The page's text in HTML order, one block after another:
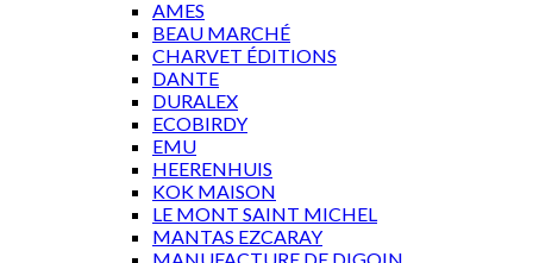
AMES
BEAU MARCHÉ
CHARVET ÉDITIONS
DANTE
DURALEX
ECOBIRDY
EMU
HEERENHUIS
KOK MAISON
LE MONT SAINT MICHEL
MANTAS EZCARAY